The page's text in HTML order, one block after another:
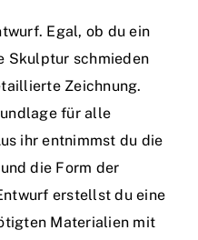
Egal, ob du ein
Skulptur schmieden
Zeichnung.
für alle
ihr entnimmst du die
die Form der
erstellst du eine
Materialien mit